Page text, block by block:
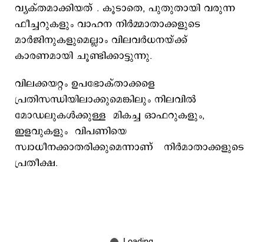
വ്യക്തമാക്കിയത് . കൂടാതെ, പുതുതായി വരുന്ന
ഫീച്ചറുകളും വാഹന നിർമ്മാതാക്കളുടെ
മാർജിനുകളുമെല്ലാം വിലവര്‍ധനയ്ക്ക്
കാരണമായി ചൂണ്ടിക്കാട്ടുന്നു.
വിലക്കയറ്റം ഉപഭോക്താക്കളെ
പ്രതിസന്ധിയിലാക്കുമെങ്കിലും നിലവില്‍
മോഡലുകൾക്കുള്ള മികച്ച ഓഫറുകളും,
ഇളവുകളും വിപണിയെ
സ്വാധീനക്കാതരിക്കുമെന്നാണ് നിര്‍മാതാക്കളുടെ
പ്രതീക്ഷ.